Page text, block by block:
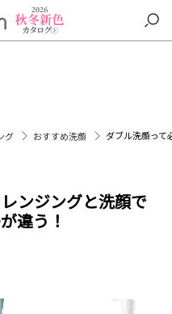
グ おすすめ洗顔 ダブル洗顔って
ンジングと洗顔で
違う！